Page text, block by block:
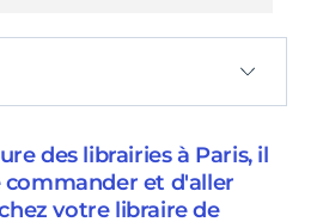
des librairies à Paris, il
commander et d'aller
votre libraire de